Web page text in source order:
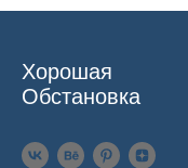
Хорошая
Обстановка